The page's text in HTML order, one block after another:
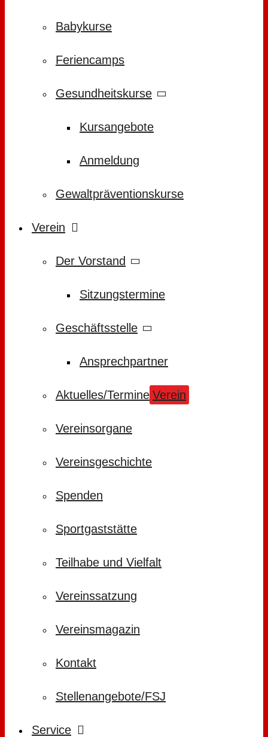
Babykurse
Feriencamps
Gesundheitskurse
Kursangebote
Anmeldung
Gewaltpräventionskurse
Verein
Der Vorstand
Sitzungstermine
Geschäftsstelle
Ansprechpartner
Aktuelles/Termine Verein
Vereinsorgane
Vereinsgeschichte
Spenden
Sportgaststätte
Teilhabe und Vielfalt
Vereinssatzung
Vereinsmagazin
Kontakt
Stellenangebote/FSJ
Service